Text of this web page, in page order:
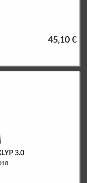
45,10 €
3.0